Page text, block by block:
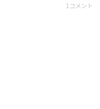
1コメント